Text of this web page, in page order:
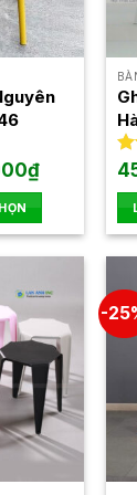
₫Giá
hiện
tại
là:
470.000₫.
5
có
tùy
-